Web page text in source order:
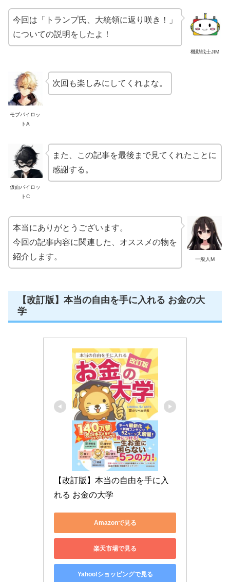
機動戦士JIM
今回は「トランプ氏、大統領に返り咲き！」
についての説明をしたよ！
モブパイロッ
トA
次回も楽しみにしてくれよな。
仮面パイロッ
トC
また、この記事を最後まで見てくれたことに
感謝する。
一般人M
本当にありがとうございます。
今回の記事内容に関連した、オススメの物を
紹介します。
【改訂版】本当の自由を手に入れる お金の大
学
【改訂版】本当の自由を手に入
れる お金の大学
Amazonで見る
楽天市場で見る
Yahoo!ショッピングで見る